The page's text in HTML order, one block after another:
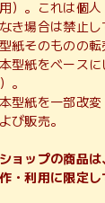
）。これは個
き場合は禁止し
型紙そのものの
本型紙をベース
。
本型紙を一部改
び販売。
ョップの商品
・利用に限定し